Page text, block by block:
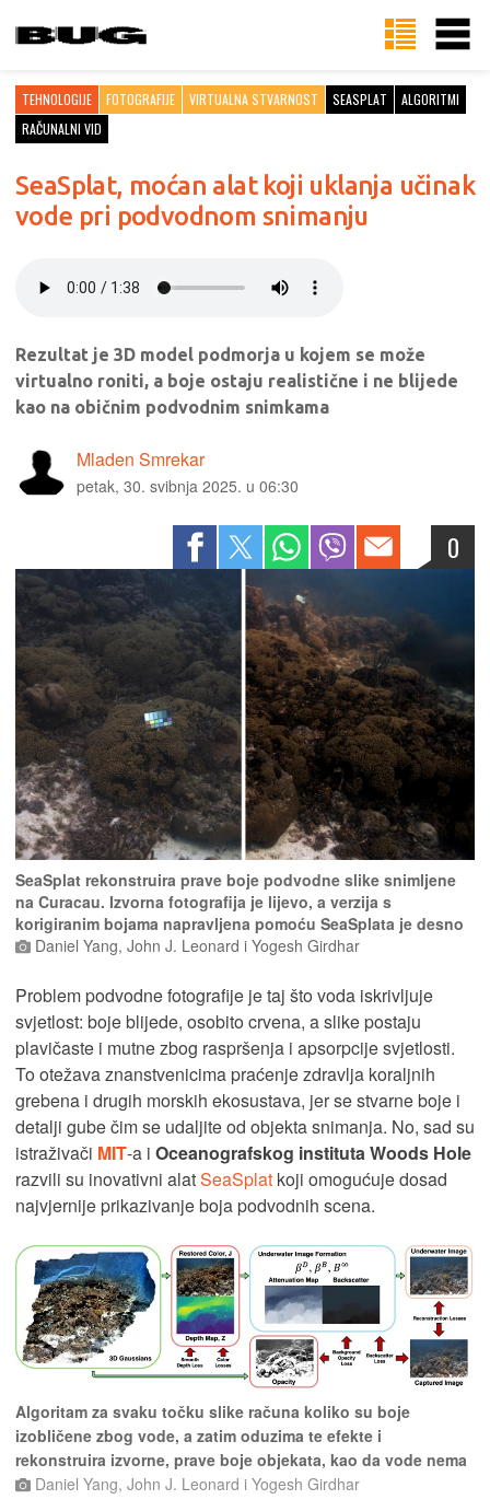
TEHNOLOGIJE FOTOGRAFIJE VIRTUALNA STVARNOST SEASPLAT
ALGORITMI
RAČUNALNI VID
SeaSplat, moćan alat koji uklanja učinak
vode pri podvodnom snimanju
Rezultat je 3D model podmorja u kojem se može
virtualno roniti, a boje ostaju realistične i ne blijede
kao na običnim podvodnim snimkama
Mladen Smrekar
petak, 30. svibnja 2025. u 06:30
0
SeaSplat rekonstruira prave boje podvodne slike snimljene
na Curacau. Izvorna fotografija je lijevo, a verzija s
korigiranim bojama napravljena pomoću SeaSplata je desno
Daniel Yang, John J. Leonard i Yogesh Girdhar
Problem podvodne fotografije je taj što voda iskrivljuje
svjetlost: boje blijede, osobito crvena, a slike postaju
plavičaste i mutne zbog raspršenja i apsorpcije svjetlosti.
To otežava znanstvenicima praćenje zdravlja koraljnih
grebena i drugih morskih ekosustava, jer se stvarne boje i
detalji gube čim se udaljite od objekta snimanja. No, sad su
istraživači MIT-a i Oceanografskog instituta Woods Hole
razvili su inovativni alatSeaSplat koji omogućuje dosad
najvjernije prikazivanje boja podvodnih scena.
Algoritam za svaku točku slike računa koliko su boje
izobličene zbog vode, a zatim oduzima te efekte i
rekonstruira izvorne, prave boje objekata, kao da vode nema
Daniel Yang, John J. Leonard i Yogesh Girdhar